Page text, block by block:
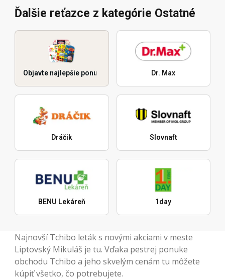
Ďalšie reťazce z kategórie Ostatné
Objavte najlepšie ponuky Dr. Max
Dráčik Slovnaft
BENU Lekáreň 1day
Najnovší Tchibo leták s novými akciami v meste
Liptovský Mikuláš je tu. Vďaka pestrej ponuke
obchodu Tchibo a jeho skvelým cenám tu môžete
kúpiť všetko, čo potrebujete.